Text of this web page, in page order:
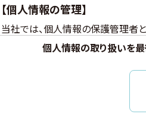
【個人情報の管理】
当社では、個人情報の保護管理者
護法、その他関連する法令を遵守
【個人情報の取得と利用目的】
当社は、以下の場合に個人情報を取
(ア) モニター試験に参加頂く方の
個人情報の取り扱いを